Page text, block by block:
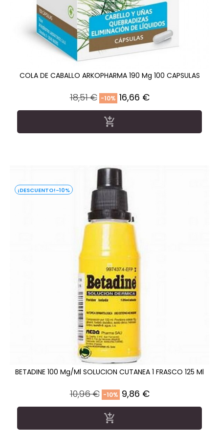
COLA DE CABALLO ARKOPHARMA 190 Mg 100 CAPSULAS
Precio
regular
18,51 € -10% Precio
16,66 €

-10%
BETADINE 100 Mg/ml SOLUCION CUTANEA 1 FRASCO 125 Ml
Precio
regular
10,96 € -10% Precio
9,86 €
